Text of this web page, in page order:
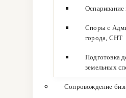
Оспаривание
Споры с
города, СНТ
Подготовка
земельных
Сопровождение